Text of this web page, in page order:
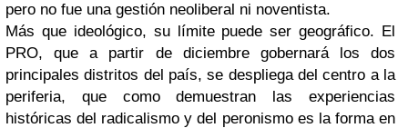
pero no fue una gestión neoliberal ni noventista.
Más que ideológico, su límite puede ser geográfico. El
PRO, que a partir de diciembre gobernará los dos
principales distritos del país, se despliega del centro a la
periferia, que como demuestran las experiencias
históricas del radicalismo y del peronismo es la forma en